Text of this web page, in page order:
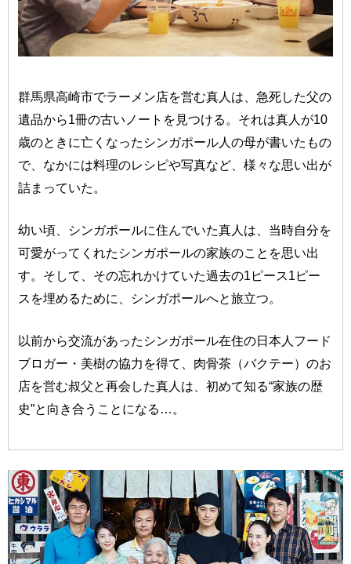
群馬県高崎市でラーメン店を営む真人は、急死した父の
遺品から1冊の古いノートを見つける。それは真人が10
歳のときに亡くなったシンガポール人の母が書いたもの
で、なかには料理のレシピや写真など、様々な思い出が
詰まっていた。
幼い頃、シンガポールに住んでいた真人は、当時自分を
可愛がってくれたシンガポールの家族のことを思い出
す。そして、その忘れかけていた過去の1ピース1ピー
スを埋めるために、シンガポールへと旅立つ。
以前から交流があったシンガポール在住の日本人フード
ブロガー・美樹の協力を得て、肉骨茶（バクテー）のお
店を営む叔父と再会した真人は、初めて知る“家族の歴
史”と向き合うことになる…。